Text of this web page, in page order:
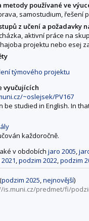
metody používané ve
samostudium, řešení
z učení a požadavky
aktivní práce na
projektu nebo esej
týmového projektu
vyučujících
~oslejsek/PV167
be studied in English. In
každoročně.
v obdobích jaro 2005,
,podzim 2022,podzim
podzim 2025,nejnovější)
is.muni.cz/predmet/fi/